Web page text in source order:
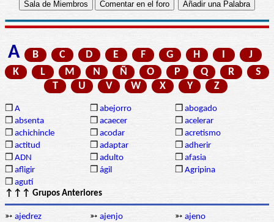
A B C D E F G H
J
K
L M N Ñ O P Q R
S
T
U V W X Y Z
❒ A ❒ abejorro ❒ abogado
❒ absenta ❒ acaecer ❒ acelerar
❒ achichincle ❒ acodar ❒ acretismo
❒ actitud ❒ adaptar ❒ adherir
❒ ADN ❒ adulto ❒ afasia
❒ afligir ❒ ágil ❒ Agripina
❒ agutí
↑↑↑ Grupos Anteriores
➳ ajedrez ➳ ajenjo ➳ ajeno